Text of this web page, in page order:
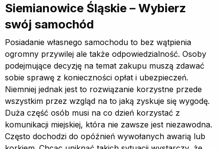
Siemianowice Śląskie – Wybierz
swój samochód
Posiadanie własnego samochodu to bez wątpienia
ogromny przywilej ale także odpowiedzialność. Osoby
podejmujące decyzję na temat zakupu muszą zdawać
sobie sprawę z konieczności opłat i ubezpieczeń.
Niemniej jednak jest to rozwiązanie korzystne przede
wszystkim przez wzgląd na to jaką zyskuje się wygodę.
Duża część osób musi na co dzień korzystać z
komunikacji miejskiej, która nie zawsze jest niezawodna.
Często dochodzi do opóźnień wywołanych awarią lub